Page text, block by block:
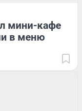
мини-кафе
в меню